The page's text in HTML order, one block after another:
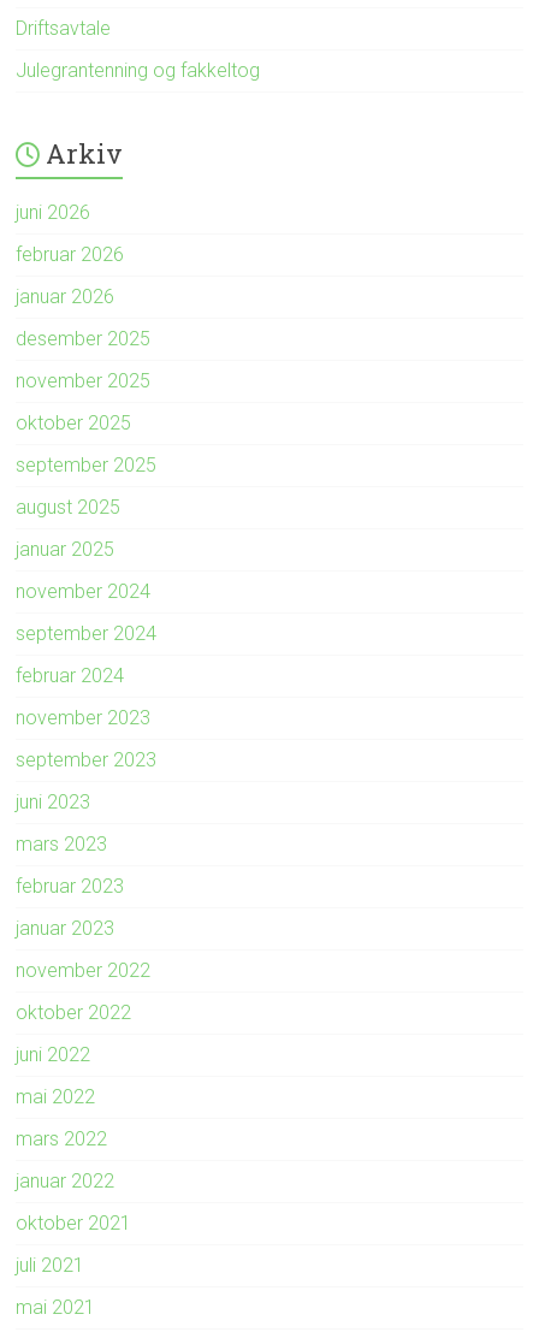
Driftsavtale
Julegrantenning og fakkeltog
Arkiv
juni 2026
februar 2026
januar 2026
desember 2025
november 2025
oktober 2025
september 2025
august 2025
januar 2025
november 2024
september 2024
februar 2024
november 2023
september 2023
juni 2023
mars 2023
februar 2023
januar 2023
november 2022
oktober 2022
juni 2022
mai 2022
mars 2022
januar 2022
oktober 2021
juli 2021
mai 2021